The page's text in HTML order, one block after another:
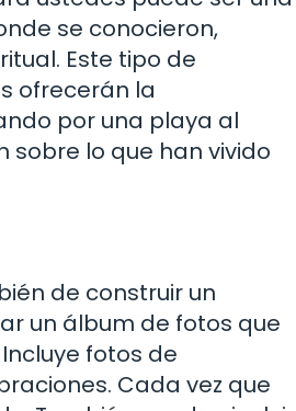
se conocieron,
Este tipo de
ofrecerán la
por una playa al
lo que han vivido
de construir un
un álbum de fotos que
fotos de
Cada vez que